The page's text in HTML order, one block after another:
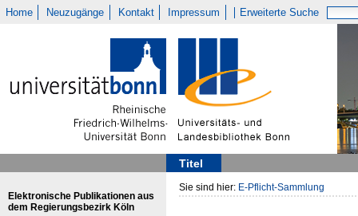
Home Neuzugänge Kontakt Impressum Erweiterte Suche
Titel
Elektronische Publikationen aus
dem Regierungsbezirk Köln
Sie sind hier: E-Pflicht-Sammlung